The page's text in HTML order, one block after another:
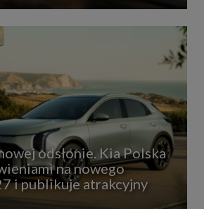
odsłonie. Kia Polska
na nowego
i publikuje atrakcyjny